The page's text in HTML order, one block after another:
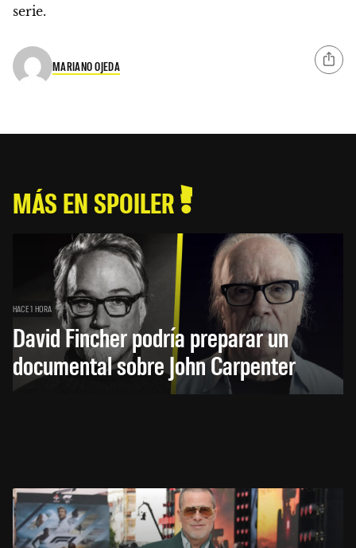
serie.
MARIANO OJEDA
MÁS EN SPOILER
HACE 1 HORA
David Fincher podría preparar un
documental sobre John Carpenter